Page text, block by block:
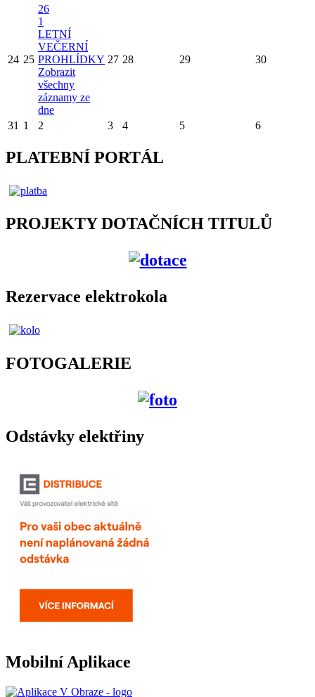
24 25
26
1
LETNÍ
VEČERNÍ
PROHLÍDKY
Zobrazit
všechny
záznamy ze
dne
27 28 29 30
31 1 2 3 4 5 6
PLATEBNÍ PORTÁL
PROJEKTY DOTAČNÍCH TITULŮ
Rezervace elektrokola
FOTOGALERIE
Odstávky elektřiny
Mobilní Aplikace